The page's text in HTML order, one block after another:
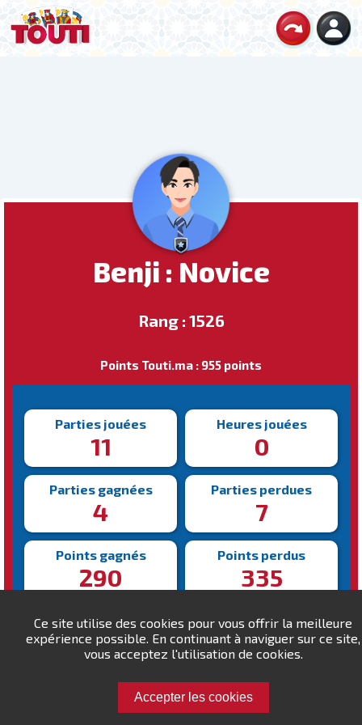
Ce site utilise des cookies pour vous offrir la meilleure
expérience possible. En continuant à naviguer sur ce site,
vous acceptez l'utilisation de cookies.
Accepter les cookies
Benji : Novice
Rang : 1526
Points Touti.ma : 955 points
Parties jouées
11
Heures jouées
0
Parties gagnées
4
Parties perdues
7
Points gagnés
290
Points perdus
335
Victoire la plus rapide
196s
Victoire la plus lente
261s
Défiez Benji !